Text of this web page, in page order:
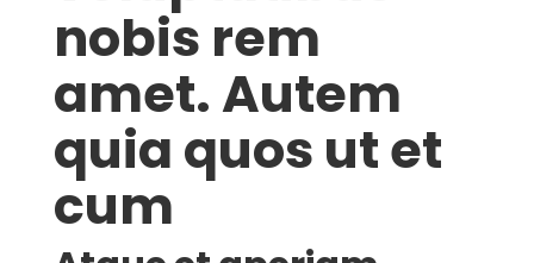
nobis rem
amet. Autem
quia quos ut et
cum